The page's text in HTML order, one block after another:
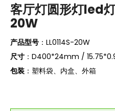
客厅灯圆形灯led
20W
产品型号 ：LL0114S-20W
尺寸 ：D400*24mm /
包装 ：塑料袋、内盒、外箱